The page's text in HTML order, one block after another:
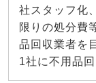
社スタッフ化
限りの処分費
品回収業者を
1社に不用品